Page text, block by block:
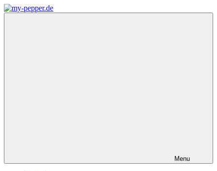
Zum
Inhalt
Menu